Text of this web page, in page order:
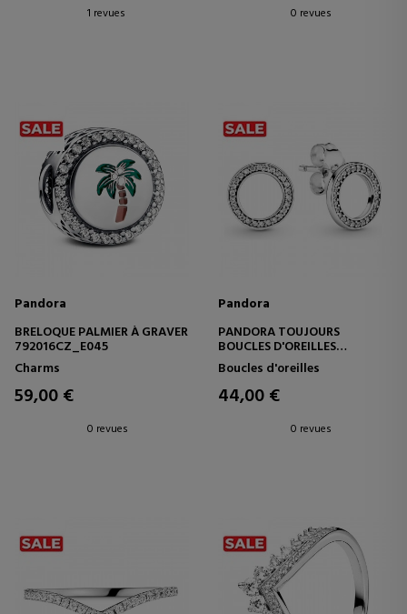
1 revues 0 revues
Pandora
BRELOQUE PALMIER À GRAVER
792016CZ_E045
Charms
59,00 €
0 revues
Pandora
PANDORA TOUJOURS
BOUCLES D'OREILLES
290585CZ
Boucles d'oreilles
44,00 €
0 revues